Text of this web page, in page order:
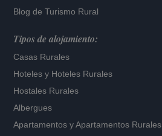
Blog de Turismo Rural
Tipos de alojamiento:
Casas Rurales
Hoteles y Hoteles Rurales
Hostales Rurales
Albergues
Apartamentos yApartamentos Rurales